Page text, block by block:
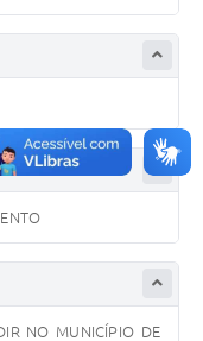
NO MUNICÍPIO DE